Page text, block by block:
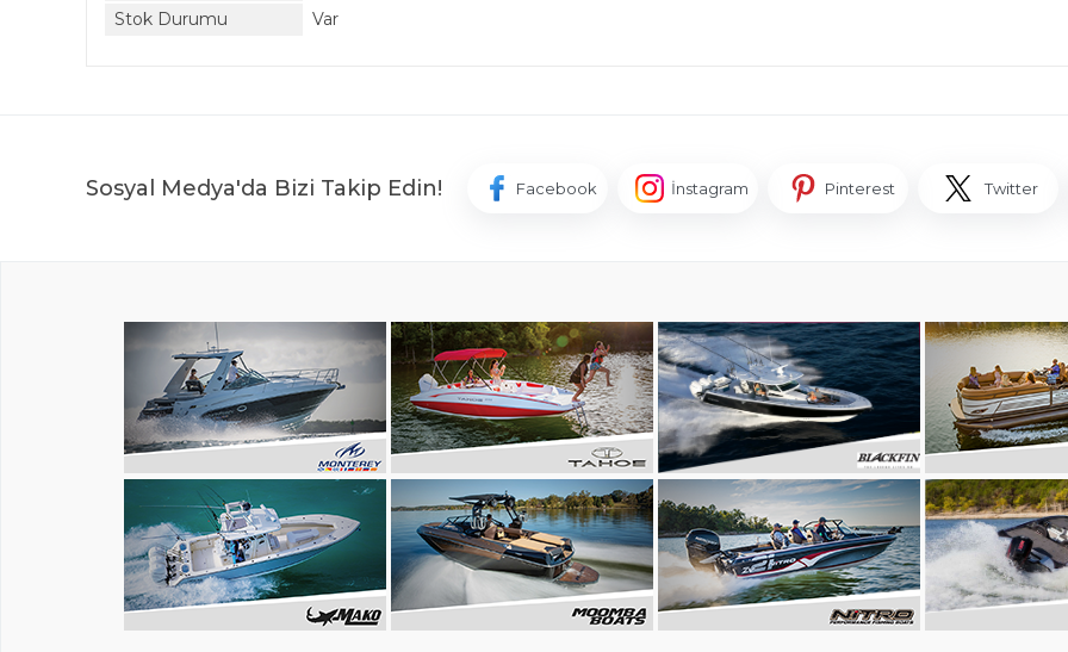
Stok Durumu
Var
Sosyal Medya'da Bizi Takip Edin! Facebook İnstagram Pinterest Twitter